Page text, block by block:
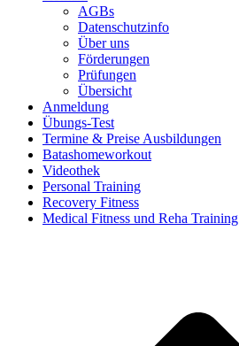
AGBs
Datenschutzinfo
Über uns
Förderungen
Prüfungen
Übersicht
Anmeldung
Übungs-Test
Termine & Preise Ausbildungen
Batashomeworkout
Videothek
Personal Training
Recovery Fitness
Medical Fitness und Reha Training